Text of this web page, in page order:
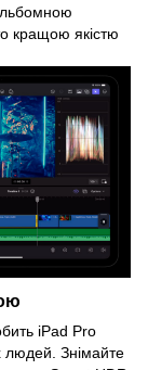
кращою якістю
iPad Pro
людей. Знімайте